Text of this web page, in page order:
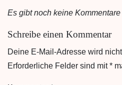
Es gibt noch keine Kommentare
Schreibe einen Kommentar
Deine E-Mail-Adresse wird
Erforderliche Felder sind mit*